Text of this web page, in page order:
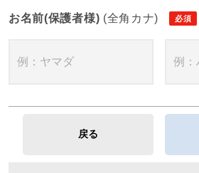
お名前(保護者様) (全角カナ)